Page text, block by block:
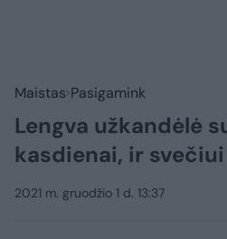
Maistas Pasigamink
Lengva užkandėlė
kasdienai, ir
2021 m. gruodžio 1 d. 13:37